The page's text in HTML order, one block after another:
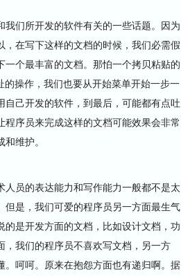
们所开发的软件有关的一些话题。因为
在写下这样的文档的时候，我们必需假
个最丰富的文档。那怕一个拷贝粘贴的
操作，我们也要从开始菜单开始一步一
己开发的软件，到最后，可能都有点吐
序员来完成这样的文档可能效果会非常
维护。
员的表达能力和写作能力一般都不是太
是，我们可爱的程序员另一方面最生气
是开发方面的文档，比如设计文档，功
我们的程序员不喜欢写文档，另一方
呵呵。原来在抱怨方面也有递归啊。据